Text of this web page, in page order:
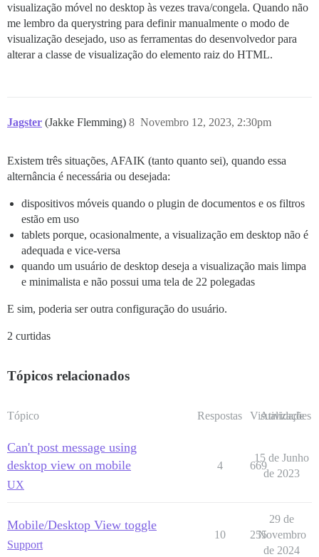
visualização móvel no desktop às vezes trava/congela. Quando não
me lembro da querystring para definir manualmente o modo de
visualização desejado, uso as ferramentas do desenvolvedor para
alterar a classe de visualização do elemento raiz do HTML.
Jagster (Jakke Flemming) Novembro 12, 2023, 2:30pm
8
Existem três situações, AFAIK (tanto quanto sei), quando essa
alternância é necessária ou desejada:
dispositivos móveis quando o plugin de documentos e os filtros
estão em uso
tablets porque, ocasionalmente, a visualização em desktop não é
adequada e vice-versa
quando um usuário de desktop deseja a visualização mais limpa
e minimalista e não possui uma tela de 22 polegadas
E sim, poderia ser outra configuração do usuário.
2 curtidas
Tópicos relacionados
Tópico Respostas Visualizações
Atividade
Can't post message using
desktop view on mobile
UX
4 669
15 de Junho
de 2023
Mobile/Desktop View toggle
Support
10 255
29 de
Novembro
de 2024